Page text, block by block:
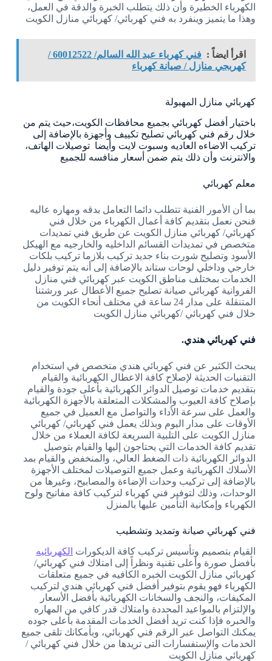
الكهرباء الخطيرة وأن ذلك يتطلب الخبرة والدقة في العمل،
وهذا ما يتميز وينفرد به فني كهربائي/ كهربائي منازل الكويت
اقرأ ايضاً :
فني كهرباء عبد الله السالم/ 60012522 /
كهربجي منازل / صيانة كهرباء
كهربائي منازل المهبولة
باختيار أفضل كهربائي بجميع محافظات الكويت،حيث يتم من
خلال رقم فني كهربائي تصليح تكييف وأجهزة بالإضافة إلى
تركيب الاضاءه العاديه وسبوت لايت وأيضا توصيلات الهاتف،
والانترنت وأن ذلك يتم ضمن أسعار منافسه للجميع
معلم كهربائي
بما أن الأمور الفنية تتطلب دائما التعامل بدقه ومهاره عاليه
فنحن نعمل بتقديم كافة أعمال الكهرباء من خلال فني
كهربائي/ كهربائي منازل الكويت عن طريق فني تمديدات
متخصص في تمديدات القسائم الداخليه والخارجيه مع الهيكل
الأسود وتصليح شورت بناء جديد تركيب بلازما تركيب بلكات
خارجي وداخلي لوحات ستاند بالإضافة إلى أنه يتم توفير دليل
الخدمات بمختلف مناطق الكويت عبر كهربائي فني منازل
الفروانية كهربائي صيانة تصليح جميع الأعطال عبر ورشتنا
المتنقلة على مدار 24 ساعة في مختلف أنحاء الكويت من
خلال فني كهربائي /كهربائي منازل الكويت
فني كهربائي هندي.
يبحث الكثير عن فني كهربائي هندي متخصص في استخدام
التقنيات الحديثة لإصلاح كافة الاعطال الكهربائية والقيام
بتقديم خدمات توصيل الدوائر الكهربائية بأعلى جودة والقيام
بإصلاح كافة العيوب والمشكلات المتعلقة بالأجهزة الكهربائية
والعمل على سرعة الأداء والتواصل مع العميل في جميع
الأوقات على مدار اليوم وبذلك يعمل فني كهربائي/ كهربائي
منازل الكويت على التلبية السريعة لكافة العملاء من خلال
تقديم كافة الخدمات التي يحتاجون إليها والقيام بتوصيل
الدوائر الكهربائية ذات الضغط العالي، والمنخفض والقيام بمد
الأسلاك الكهربائية وعمل جميع التوصيلات لمختلف الأجهزة
بالإضافة إلى تركيب وحدات الإضاءة والمصابيح، وغيرها من
الوحدات، وذلك لتوفير فني كهرباء لتركيب كافة مفاتيح ولوح
الكهرباء وإمكانية التأمين عليها بالمنزل
فني كهربائي صيانة وتمديد وتشطيب
القيام بتصميم وتأسيس تركيب كافة الديكورات الكهربائيه
بأفضل صورة وأعلى تقنية ونظراً إلى امتلاك فني كهربائي/
كهربائي منازل الكويت الخبره الكافيه في جميع متعلقات
الكهرباء فهو يقوم بتوفير أفضل فني كهربائي هندي لتركيب
المكيفات، والنجف والسخانات الكهربائية بأفضل الأسعار
والإلتزام بالمواعيد المحددة وامتلاك قدر كافي من المهاره
والخبره فإذا كنت تريد أفضل الخدمات المقدمة بأعلى جوده
يمكنك التواصل عبر الرقم فني كهربائي، وبأمكانك تلقى جميع
الخدمات والإستفسارات التى تريدها من خلال فني كهربائي /
كهربائي منازل الكويت